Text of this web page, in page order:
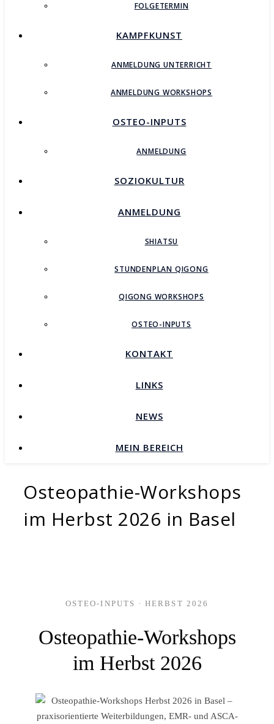
FOLGETERMIN
KAMPFKUNST
ANMELDUNG UNTERRICHT
ANMELDUNG WORKSHOPS
OSTEO-INPUTS
ANMELDUNG
SOZIOKULTUR
ANMELDUNG
SHIATSU
STUNDENPLAN QIGONG
QIGONG WORKSHOPS
OSTEO-INPUTS
KONTAKT
LINKS
NEWS
MEIN BEREICH
Osteopathie-Workshops
im Herbst 2026 in Basel
OSTEO-INPUTS · HERBST 2026
Osteopathie-Workshops
im Herbst 2026